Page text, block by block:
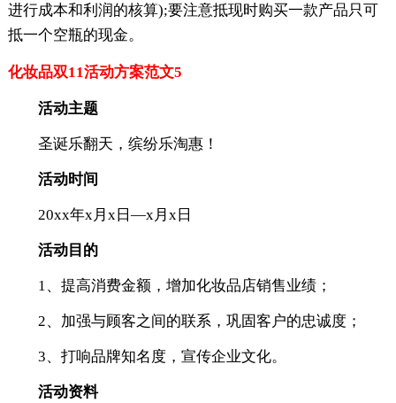
进行成本和利润的核算);要注意抵现时购买一款产品只可
抵一个空瓶的现金。
化妆品双11活动方案范文5
活动主题
圣诞乐翻天，缤纷乐淘惠！
活动时间
20xx年x月x日—x月x日
活动目的
1、提高消费金额，增加化妆品店销售业绩；
2、加强与顾客之间的联系，巩固客户的忠诚度；
3、打响品牌知名度，宣传企业文化。
活动资料